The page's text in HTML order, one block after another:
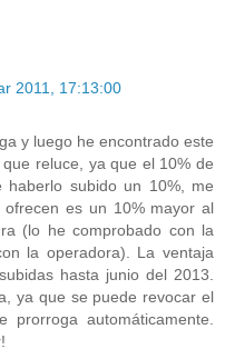
2011, 17:13:00
y luego he encontrado este
reluce, ya que el 10% de
subido un 10%, me
es un 10% mayor al
(lo he comprobado con la
la operadora). La ventaja
hasta junio del 2013.
ya que se puede revocar el
automáticamente.